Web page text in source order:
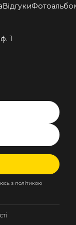
Відгуки
1
з політикою